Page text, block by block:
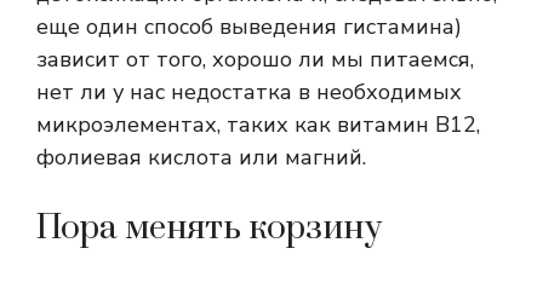
еще один способ выведения гистамина)
зависит от того, хорошо ли мы питаемся,
нет ли у нас недостатка в необходимых
микроэлементах, таких как витамин B12,
фолиевая кислота или магний.
Пора менять корзину